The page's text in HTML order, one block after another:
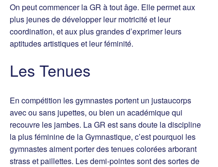
On peut commencer la GR à tout âge. Elle permet aux
plus jeunes de développer leur motricité et leur
coordination, et aux plus grandes d’exprimer leurs
aptitudes artistiques et leur féminité.
Les Tenues
En compétition les gymnastes portent un justaucorps
avec ou sans jupettes, ou bien un académique qui
recouvre les jambes. La GR est sans doute la discipline
la plus féminine de la Gymnastique, c’est pourquoi les
gymnastes aiment porter des tenues colorées arborant
strass et paillettes. Les demi-pointes sont des sortes de